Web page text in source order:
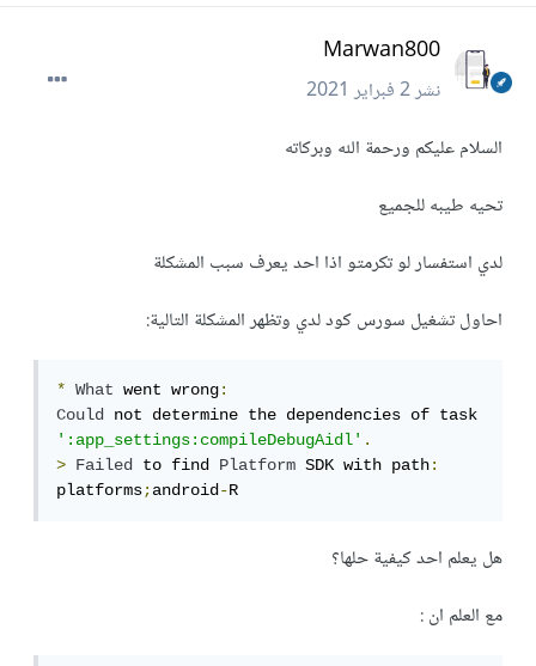
Marwan800
نشر2 فبراير 2021
السلام عليكم ورحمة الله وبركاته
تحيه طيبه للجميع
لدي استفسار لو تكرمتو اذا احد يعرف سبب المشكلة
احاول تشغيل سورس كود لدي وتظهر المشكلة التالية:
* What went wrong:
Could
':app_settings:compileDebugAidl'.
>
Failed to find Platform SDK with path:
platforms;android-R
هل يعلم احد كيفية حلها؟
مع العلم ان :